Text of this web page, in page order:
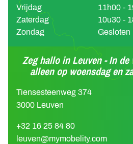
Vrijdag
11h00 -
Zaterdag
10u30 -
Zondag
Gesloten
Zeg hallo in Leuven - In
alleen op woensdag en
Tiensesteenweg 374
3000 Leuven
+32 16 25 84 80
leuven@mymobelity.com